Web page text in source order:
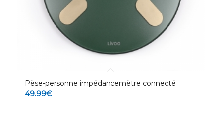
Pèse-personne impédancemètre connecté
49.99€